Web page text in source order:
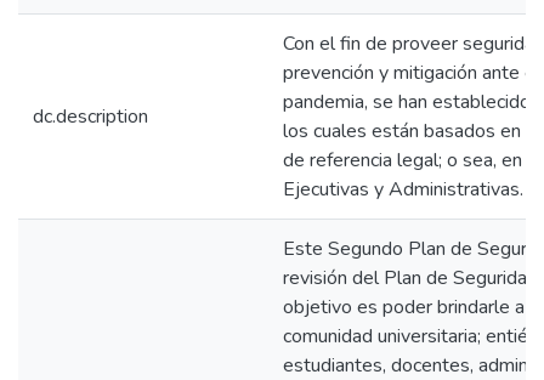
dc.description
Con el fin de proveer
prevención y mitigación ante
pandemia, se han establecido
los cuales están basados en
de referencia legal; o sea, en
Ejecutivas y Administrativas.
Este Segundo Plan de
revisión del Plan de Seguridad
objetivo es poder brindarle a
comunidad universitaria;
estudiantes, docentes,